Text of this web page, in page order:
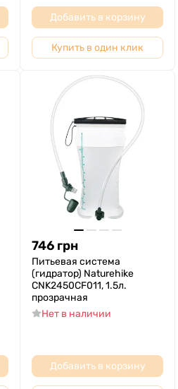
Добавить в корзину
Купить в один клик
746 грн
Питьевая система
(гидратор) Naturehike
CNK2450CF011, 1.5л.
прозрачная
Нет в наличии
Добавить в корзину